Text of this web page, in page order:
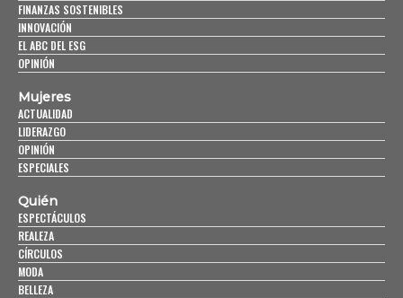
FINANZAS SOSTENIBLES
INNOVACIÓN
EL ABC DEL ESG
OPINIÓN
Mujeres
ACTUALIDAD
LIDERAZGO
OPINIÓN
ESPECIALES
Quién
ESPECTÁCULOS
REALEZA
CÍRCULOS
MODA
BELLEZA